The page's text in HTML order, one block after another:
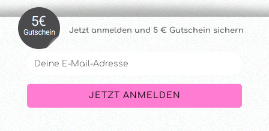
Jetzt anmelden und 5 € Gutschein sichern